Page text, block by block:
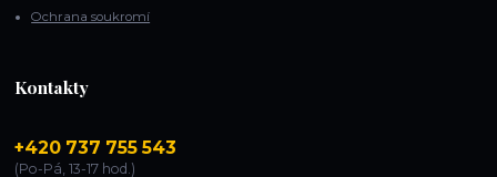
Ochrana soukromí
Kontakty
+420 737 755 543
(Po-Pá, 13-17 hod.)